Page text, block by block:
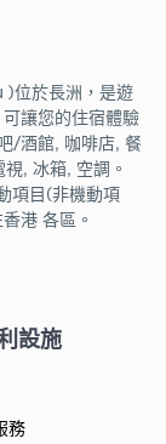
)位於長洲，是遊
讓您的住宿體驗
/酒館, 咖啡店, 餐
, 冰箱, 空調。
項目(非機動項
港 各區。
設施
務